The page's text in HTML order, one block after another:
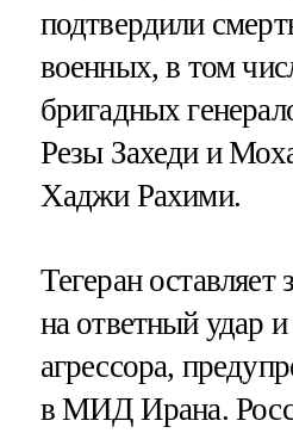
подтвердили
военных, в том
бригадных
Резы Захеди и
Хаджи Рахими.
Тегеран оставляет
на ответный удар и
агрессора,
в МИД Ирана.